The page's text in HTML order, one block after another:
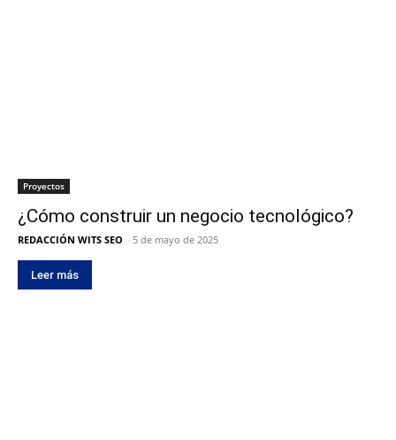
Proyectos
¿Cómo construir un negocio tecnológico?
REDACCIÓN WITS SEO - 5 de mayo de 2025
Leer más